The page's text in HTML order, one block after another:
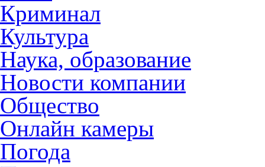
Криминал
Культура
Наука, образование
Новости компании
Общество
Онлайн камеры
Погода